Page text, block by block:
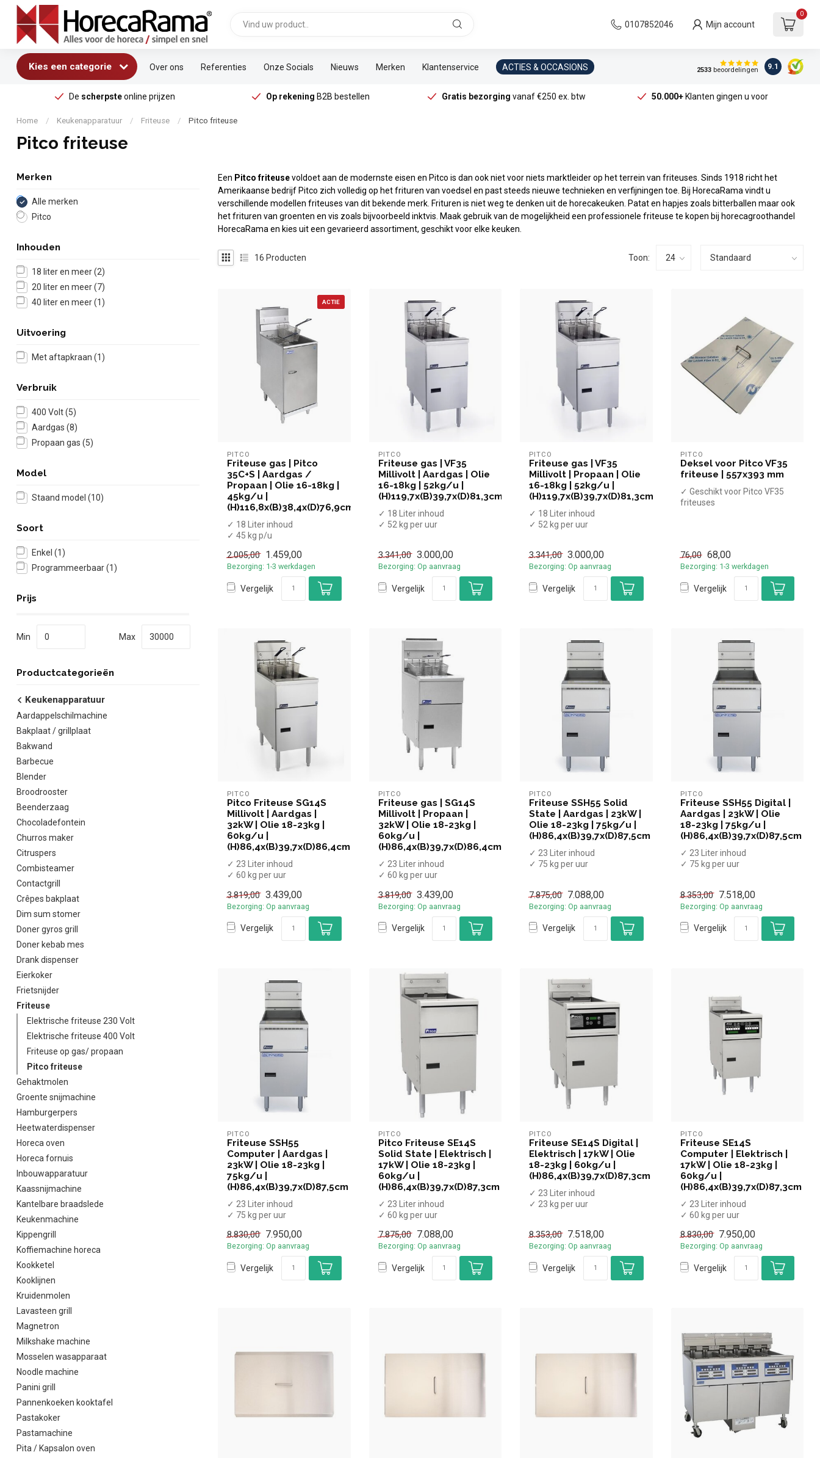
0107852046 Mijn account
0
Kies een categorie Over ons Referenties Onze Socials Nieuws Merken Klantenservice ACTIES & OCCASIONS 2533beoordelingen 9.1
De scherpsteonline prijzen Op rekening B2B bestellen Gratis bezorging vanaf €250 ex. btw 50.000+Klanten gingen u voor
Home / Keukenapparatuur / Friteuse / Pitco friteuse
Pitco friteuse
Merken
Alle merken
Pitco
Inhouden
18 liter en meer(2)
20 liter en meer(7)
40 liter en meer(1)
Uitvoering
Met aftapkraan (1)
Verbruik
400 Volt(5)
Aardgas (8)
Propaan gas (5)
Model
Staand model (10)
Soort
Enkel (1)
Programmeerbaar(1)
Prijs
Min Max
Productcategorieën
Keukenapparatuur
Aardappelschilmachine
Bakplaat / grillplaat
Bakwand
Barbecue
Blender
Broodrooster
Beenderzaag
Chocoladefontein
Churros maker
Citruspers
Combisteamer
Contactgrill
Crêpes bakplaat
Dim sum stomer
Doner gyros grill
Doner kebab mes
Drank dispenser
Eierkoker
Frietsnijder
Friteuse
Elektrische friteuse 230 Volt
Elektrische friteuse 400 Volt
Friteuse op gas/ propaan
Pitco friteuse
Gehaktmolen
Groente snijmachine
Hamburgerpers
Heetwaterdispenser
Horeca oven
Horeca fornuis
Inbouwapparatuur
Kaassnijmachine
Kantelbare braadslede
Keukenmachine
Kippengrill
Koffiemachine horeca
Kookketel
Kooklijnen
Kruidenmolen
Lavasteen grill
Magnetron
Milkshake machine
Mosselen wasapparaat
Noodle machine
Panini grill
Pannenkoeken kooktafel
Pastakoker
Pastamachine
Pita / Kapsalon oven
Een Pitco friteusevoldoet aan de modernste eisen en Pitco is dan ook niet voor niets marktleider op het terrein van friteuses. Sinds 1918 richt het
Amerikaanse bedrijf Pitco zich volledig op het frituren van voedsel en past steeds nieuwe technieken en verfijningen toe. Bij HorecaRama vindt u
verschillende modellen friteuses van dit bekende merk. Frituren is niet weg te denken uit de horecakeuken. Patat en hapjes zoals bitterballen maar ook
het frituren van groenten en vis zoals bijvoorbeeld inktvis. Maak gebruik van de mogelijkheid een professionele friteuse te kopen bij horecagroothandel
HorecaRama en kies uit een gevarieerd assortiment, geschikt voor elke keuken.
16 Producten Toon:
ACTIE
PITCO
Friteuse gas | Pitco
35C+S | Aardgas /
Propaan | Olie 16-18kg |
45kg/u |
(H)116,8x(B)38,4x(D)76,9cm
✓ 18 Liter inhoud
✓ 45 kg p/u
✓ Gas
2.005,00 1.459,00
Bezorging: 1-3 werkdagen
Vergelijk
PITCO
Friteuse gas | VF35
Millivolt | Aardgas | Olie
16-18kg | 52kg/u |
(H)119,7x(B)39,7x(D)81,3cm
✓ 18 Liter inhoud
✓ 52 kg per uur
3.341,00 3.000,00
Bezorging: Op aanvraag
Vergelijk
PITCO
Friteuse gas | VF35
Millivolt | Propaan | Olie
16-18kg | 52kg/u |
(H)119,7x(B)39,7x(D)81,3cm
✓ 18 Liter inhoud
✓ 52 kg per uur
3.341,00 3.000,00
Bezorging: Op aanvraag
Vergelijk
PITCO
Deksel voor Pitco VF35
friteuse | 557x393 mm
✓ Geschikt voor Pitco VF35
friteuses
76,00 68,00
Bezorging: 1-3 werkdagen
Vergelijk
PITCO
Pitco Friteuse SG14S
Millivolt | Aardgas |
32kW | Olie 18-23kg |
60kg/u |
(H)86,4x(B)39,7x(D)86,4cm
✓ 23 Liter inhoud
✓ 60 kg per uur
✓ Gas
3.819,00 3.439,00
Bezorging: Op aanvraag
Vergelijk
PITCO
Friteuse gas | SG14S
Millivolt | Propaan |
32kW | Olie 18-23kg |
60kg/u |
(H)86,4x(B)39,7x(D)86,4cm
✓ 23 Liter inhoud
✓ 60 kg per uur
✓ Propaan
3.819,00 3.439,00
Bezorging: Op aanvraag
Vergelijk
PITCO
Friteuse SSH55 Solid
State | Aardgas | 23kW |
Olie 18-23kg | 75kg/u |
(H)86,4x(B)39,7x(D)87,5cm
✓ 23 Liter inhoud
✓ 75 kg per uur
✓ Aardgas
7.875,00 7.088,00
Bezorging: Op aanvraag
Vergelijk
PITCO
Friteuse SSH55 Digital |
Aardgas | 23kW | Olie
18-23kg | 75kg/u |
(H)86,4x(B)39,7x(D)87,5cm
✓ 23 Liter inhoud
✓ 75 kg per uur
✓ Aardgas
8.353,00 7.518,00
Bezorging: Op aanvraag
Vergelijk
PITCO
Friteuse SSH55
Computer | Aardgas |
23kW | Olie 18-23kg |
75kg/u |
(H)86,4x(B)39,7x(D)87,5cm
✓ 23 Liter inhoud
✓ 75 kg per uur
✓ 23 kW
✓ Aardgas
8.830,00 7.950,00
Bezorging: Op aanvraag
Vergelijk
PITCO
Pitco Friteuse SE14S
Solid State | Elektrisch |
17kW | Olie 18-23kg |
60kg/u |
(H)86,4x(B)39,7x(D)87,3cm
✓ 23 Liter inhoud
✓ 60 kg per uur
✓ 400 Volt
7.875,00 7.088,00
Bezorging: Op aanvraag
Vergelijk
PITCO
Friteuse SE14S Digital |
Elektrisch | 17kW | Olie
18-23kg | 60kg/u |
(H)86,4x(B)39,7x(D)87,3cm
✓ 23 Liter inhoud
✓ 23 kg per uur
8.353,00 7.518,00
Bezorging: Op aanvraag
Vergelijk
PITCO
Friteuse SE14S
Computer | Elektrisch |
17kW | Olie 18-23kg |
60kg/u |
(H)86,4x(B)39,7x(D)87,3cm
✓ 23 Liter inhoud
✓ 60 kg per uur
✓ 17 kW
✓ 400 Volt
8.830,00 7.950,00
Bezorging: Op aanvraag
Vergelijk